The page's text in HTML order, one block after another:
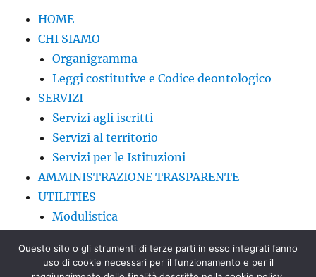
HOME
CHI SIAMO
Organigramma
Leggi costitutive e Codice deontologico
SERVIZI
Servizi agli iscritti
Servizi al territorio
Servizi per le Istituzioni
AMMINISTRAZIONE TRASPARENTE
UTILITIES
Modulistica
CONTATTI
Questo sito o gli strumenti di terze parti in esso integrati fanno
uso di cookie necessari per il funzionamento e per il